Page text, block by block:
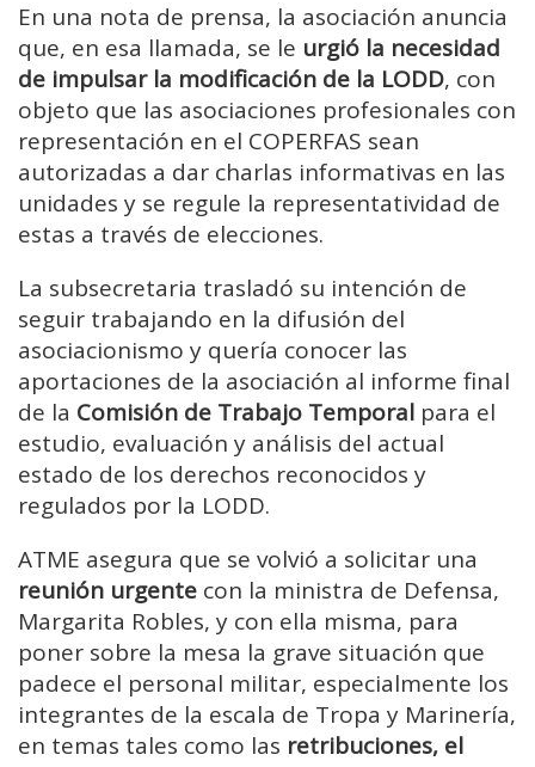
En una nota de prensa, la asociación anuncia
que, en esa llamada, se le urgió la necesidad
de impulsar la modificación de la LODD, con
objeto que las asociaciones profesionales con
representación en el COPERFAS sean
autorizadas a dar charlas informativas en las
unidades y se regule la representatividad de
estas a través de elecciones.
La subsecretaria trasladó su intención de
seguir trabajando en la difusión del
asociacionismo y quería conocer las
aportaciones de la asociación al informe final
de la Comisión de Trabajo Temporal para el
estudio, evaluación y análisis del actual
estado de los derechos reconocidos y
regulados por la LODD.
ATME asegura que se volvió a solicitar una
reunión urgente con la ministra de Defensa,
Margarita Robles, y con ella misma, para
poner sobre la mesa la grave situación que
padece el personal militar, especialmente los
integrantes de la escala de Tropa y Marinería,
en temas tales como las retribuciones, el